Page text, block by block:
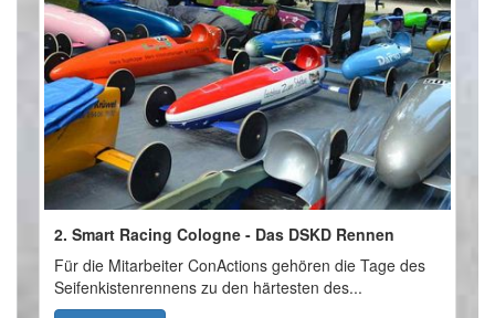
2. Smart Racing Cologne - Das DSKD Rennen
Für die Mitarbeiter ConActions gehören die Tage des
Seifenkistenrennens zu den härtesten des...